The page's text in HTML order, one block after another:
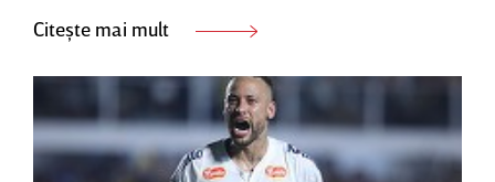
Citește mai mult